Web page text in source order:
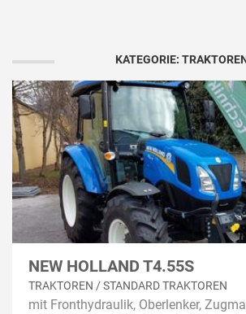
KATEGORIE:
NEW HOLLAND T4.55S
TRAKTOREN / STANDARD TRAKTOREN
mit Fronthydraulik, Oberlenker,